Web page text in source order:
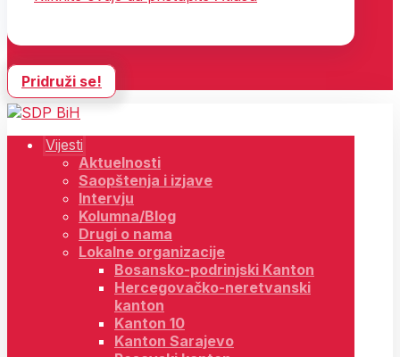
Pridruži se!
Vijesti
Aktuelnosti
Saopštenja i izjave
Intervju
Kolumna/Blog
Drugi o nama
Lokalne organizacije
Bosansko-podrinjski Kanton
Hercegovačko-neretvanski
kanton
Kanton 10
Kanton Sarajevo